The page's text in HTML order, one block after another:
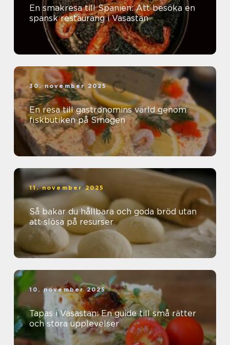
En smakresa till Spanien: Att besöka en
spansk restaurang i Vasastan
30. november 2025
En resa till gastronomins värld genom
fiskbutiken på Smögen
11. november 2025
Så bakar du hållbara och goda bröd utan
att slösa på resurser
10. november 2025
Tapas i Vasastan: En guide till små rätter
och stora upplevelser